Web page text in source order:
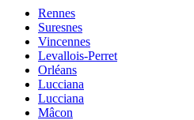
Rennes
Suresnes
Vincennes
Levallois-Perret
Orléans
Lucciana
Lucciana
Mâcon